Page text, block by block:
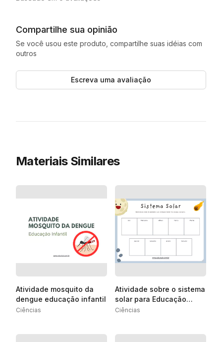
Compartilhe sua opinião
Se você usou este produto, compartilhe suas idéias com
outros
Escreva uma avaliação
Materiais Similares
Atividade mosquito da
dengue educação infantil
Ciências
Atividade sobre o sistema
solar para Educação
Infantil
Ciências